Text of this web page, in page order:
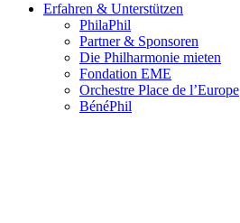
Erfahren & Unterstützen
PhilaPhil
Partner & Sponsoren
Die Philharmonie mieten
Fondation EME
Orchestre Place de l’Europe
BénéPhil